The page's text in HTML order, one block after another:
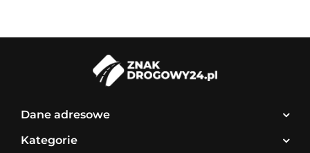
Dane adresowe
Kategorie